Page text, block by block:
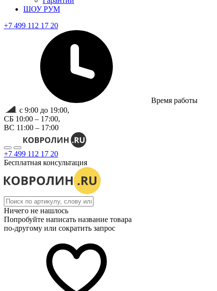
ШОУ РУМ
+7 499 112 17 20
Время работы
с 9:00 до 19:00,
СБ 10:00 – 17:00,
ВС 11:00 – 17:00
+7 499 112 17 20
Бесплатная консультация
Ничего не нашлось
Попробуйте написать название товара
по-другому или сократить запрос